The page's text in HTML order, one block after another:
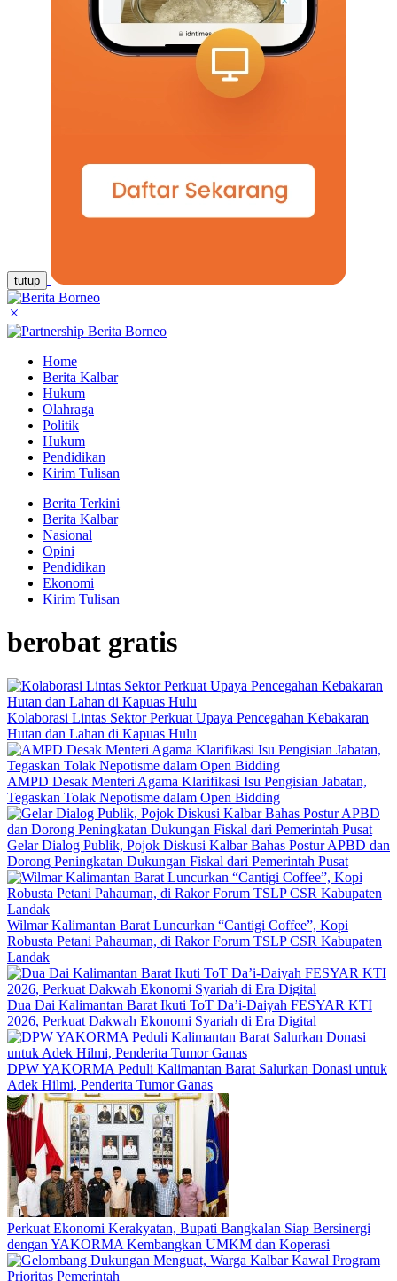
tutup
Home
Berita Kalbar
Hukum
Olahraga
Politik
Hukum
Pendidikan
Kirim Tulisan
Berita Terkini
Berita Kalbar
Nasional
Opini
Pendidikan
Ekonomi
Kirim Tulisan
berobat gratis
Kolaborasi Lintas Sektor Perkuat Upaya Pencegahan Kebakaran
Hutan dan Lahan di Kapuas Hulu
AMPD Desak Menteri Agama Klarifikasi Isu Pengisian Jabatan,
Tegaskan Tolak Nepotisme dalam Open Bidding
Gelar Dialog Publik, Pojok Diskusi Kalbar Bahas Postur APBD dan
Dorong Peningkatan Dukungan Fiskal dari Pemerintah Pusat
Wilmar Kalimantan Barat Luncurkan “Cantigi Coffee”, Kopi
Robusta Petani Pahauman, di Rakor Forum TSLP CSR Kabupaten
Landak
Dua Dai Kalimantan Barat Ikuti ToT Da’i-Daiyah FESYAR KTI
2026, Perkuat Dakwah Ekonomi Syariah di Era Digital
DPW YAKORMA Peduli Kalimantan Barat Salurkan Donasi untuk
Adek Hilmi, Penderita Tumor Ganas
Perkuat Ekonomi Kerakyatan, Bupati Bangkalan Siap Bersinergi
dengan YAKORMA Kembangkan UMKM dan Koperasi